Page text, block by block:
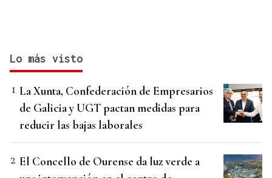
Lo más visto
La Xunta, Confederación de Empresarios
de Galicia y UGT pactan medidas para
reducir las bajas laborales
El Concello de Ourense da luz verde a